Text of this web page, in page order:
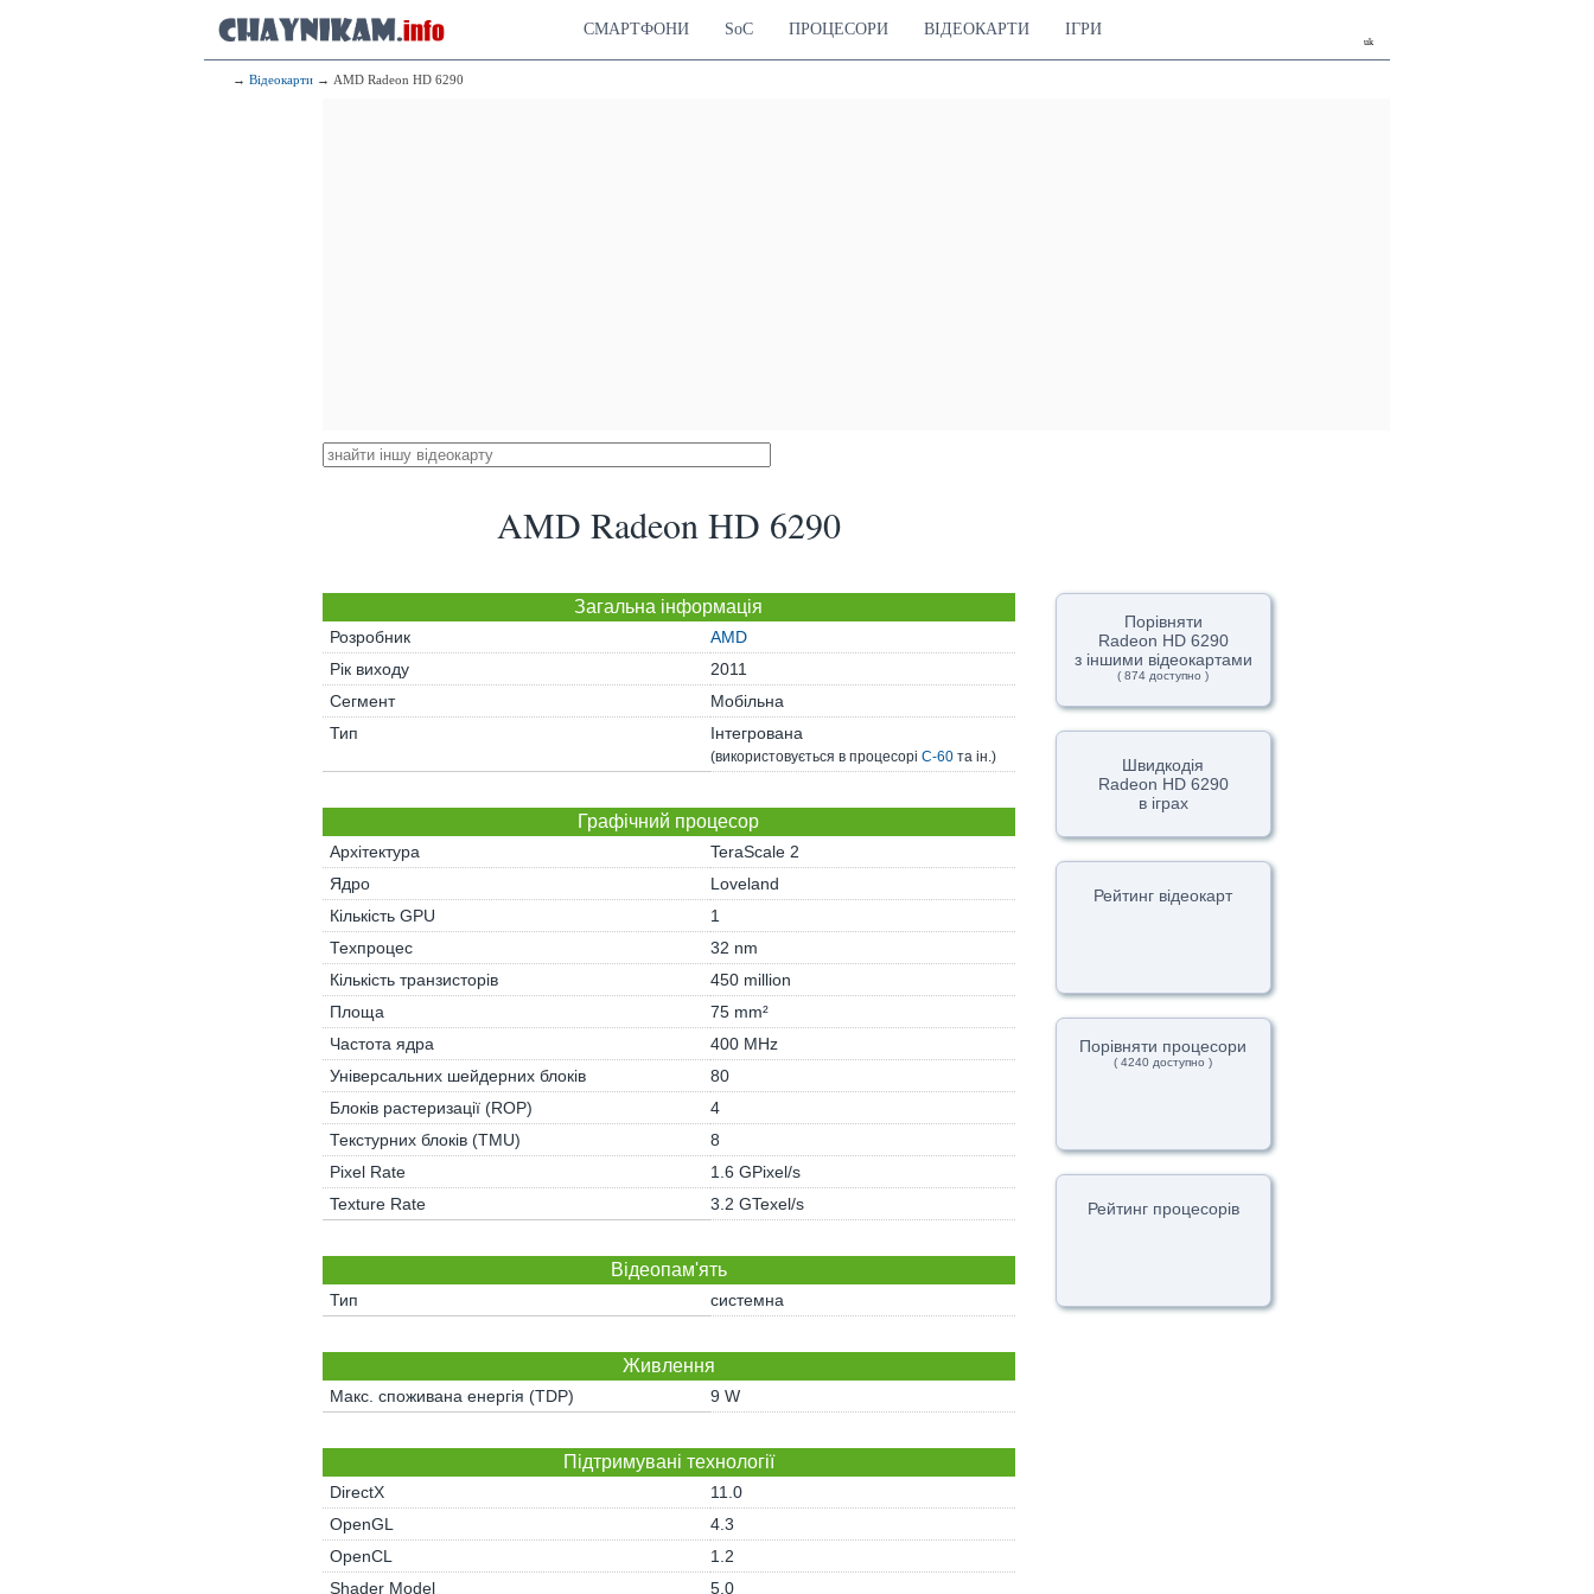
uk
СМАРТФОНИ SoC ПРОЦЕСОРИ ВІДЕОКАРТИ ІГРИ
→ Відеокарти → AMD Radeon HD 6290
AMD Radeon HD 6290
Загальна інформація
Розробник
AMD
Рік виходу
2011
Сегмент
Мобільна
Тип
Інтегрована
(використовується в процесорі C-60та ін.)
Графічний процесор
Архітектура
TeraScale 2
Ядро
Loveland
Кількість GPU
1
Техпроцес
32 nm
Кількість транзисторів
450 million
Площа
75 mm²
Частота ядра
400 MHz
Універсальних шейдерних блоків
80
Блоків растеризації (ROP)
4
Текстурних блоків (TMU)
8
Pixel Rate
1.6 GPixel/s
Texture Rate
3.2 GTexel/s
Відеопам'ять
Тип системна
Живлення
Макс. споживана енергія (TDP) 9 W
Підтримувані технології
DirectX
11.0
OpenGL
4.3
OpenCL
1.2
Shader Model
5.0
Порівняти
Radeon HD 6290
з іншими відеокартами
( 874 доступно )
Швидкодія
Radeon HD 6290
в іграх
Рейтинг відеокарт
Порівняти процесори
( 4240 доступно )
Рейтинг процесорів